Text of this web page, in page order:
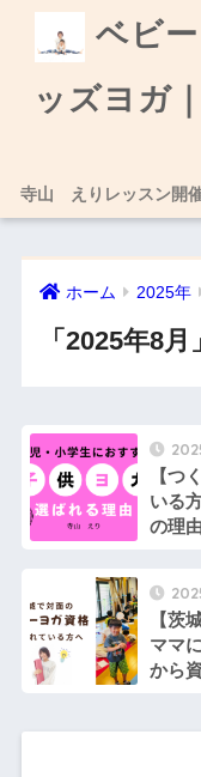
ベビ
ッズヨガ
寺山 えりレッスン開
ホーム 2025年
「2025年8
【つ
いる
の理由
【茨
ママ
から